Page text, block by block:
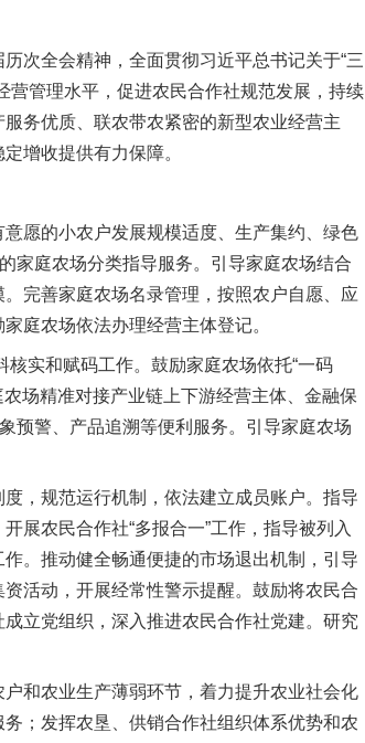
全会精神，全面贯彻习近平总书记关于“三
营管理水平，促进农民合作社规范发展，持续
务优质、联农带农紧密的新型农业经营主
增收提供有力保障。
愿的小农户发展规模适度、生产集约、绿色
家庭农场分类指导服务。引导家庭农场结合
完善家庭农场名录管理，按照农户自愿、应
庭农场依法办理经营主体登记。
实和赋码工作。鼓励家庭农场依托“一码
场精准对接产业链上下游经营主体、金融保
预警、产品追溯等便利服务。引导家庭农场
，规范运行机制，依法建立成员账户。指导
展农民合作社“多报合一”工作，指导被列入
。推动健全畅通便捷的市场退出机制，引导
活动，开展经常性警示提醒。鼓励将农民合
立党组织，深入推进农民合作社党建。研究
和农业生产薄弱环节，着力提升农业社会化
；发挥农垦、供销合作社组织体系优势和农